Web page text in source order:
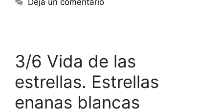
3/6 Vida de las
estrellas. Estrellas
enanas blancas